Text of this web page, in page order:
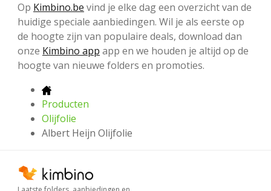
Op Kimbino.be vind je elke dag een overzicht van de
huidige speciale aanbiedingen. Wil je als eerste op
de hoogte zijn van populaire deals, download dan
onze Kimbino app app en we houden je altijd op de
hoogte van nieuwe folders en promoties.
Producten
Olijfolie
Albert Heijn Olijfolie